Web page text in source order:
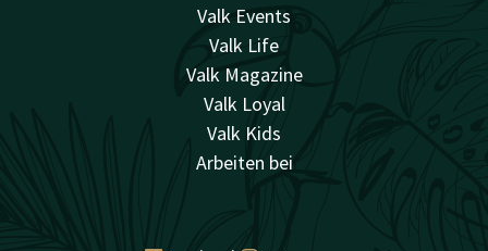
Valk Events
Valk Life
Valk Magazine
Valk Loyal
Valk Kids
Arbeiten bei